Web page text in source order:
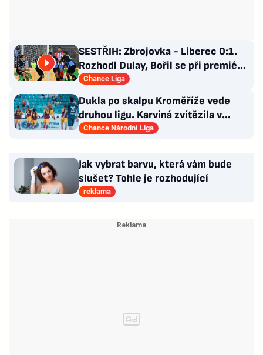
SESTŘIH: Zbrojovka - Liberec 0:1.
Rozhodl Dulay, Bořil se při premiéře
za Slovan zranil
Chance Liga
Dukla po skalpu Kroměříže vede
druhou ligu. Karviná zvítězila v
Prostějově, remíza Ústí
Chance Národní Liga
Jak vybrat barvu, která vám bude
slušet? Tohle je rozhodující
reklama